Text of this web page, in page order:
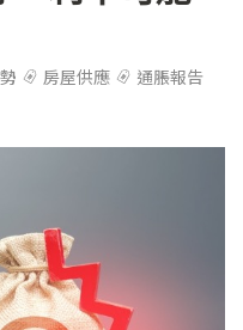
房屋供應 通脹報告